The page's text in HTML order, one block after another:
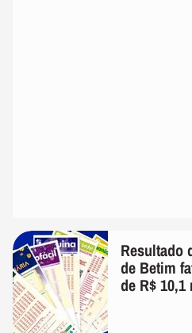
Resultado
de Betim
de R$